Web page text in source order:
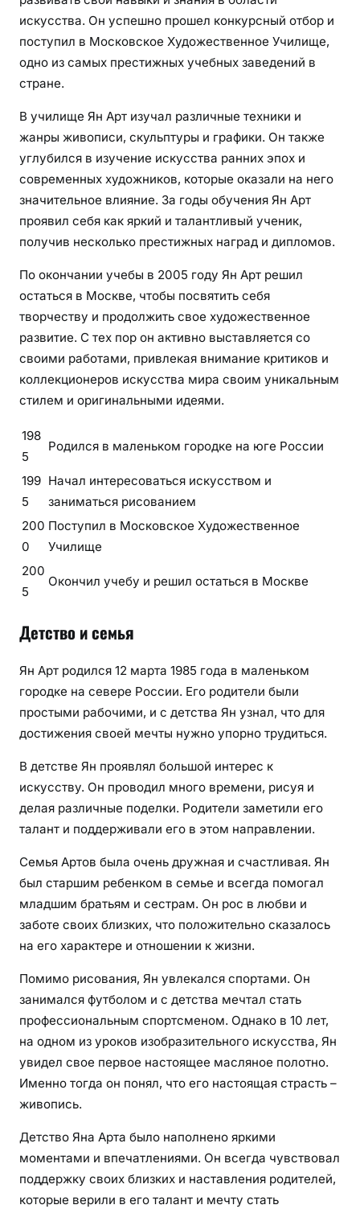
искусства. Он успешно прошел конкурсный отбор и
поступил в Московское Художественное Училище,
одно из самых престижных учебных заведений в
стране.
В училище Ян Арт изучал различные техники и
жанры живописи, скульптуры и графики. Он также
углубился в изучение искусства ранних эпох и
современных художников, которые оказали на него
значительное влияние. За годы обучения Ян Арт
проявил себя как яркий и талантливый ученик,
получив несколько престижных наград и дипломов.
По окончании учебы в 2005 году Ян Арт решил
остаться в Москве, чтобы посвятить себя
творчеству и продолжить свое художественное
развитие. С тех пор он активно выставляется со
своими работами, привлекая внимание критиков и
коллекционеров искусства мира своим уникальным
стилем и оригинальными идеями.
198
5
Родился в маленьком городке на юге России
199
5
Начал интересоваться искусством и
заниматься рисованием
200
0
Поступил в Московское Художественное
Училище
200
5
Окончил учебу и решил остаться в Москве
Детство и семья
Ян Арт родился 12 марта 1985 года в маленьком
городке на севере России. Его родители были
простыми рабочими, и с детства Ян узнал, что для
достижения своей мечты нужно упорно трудиться.
В детстве Ян проявлял большой интерес к
искусству. Он проводил много времени, рисуя и
делая различные поделки. Родители заметили его
талант и поддерживали его в этом направлении.
Семья Артов была очень дружная и счастливая. Ян
был старшим ребенком в семье и всегда помогал
младшим братьям и сестрам. Он рос в любви и
заботе своих близких, что положительно сказалось
на его характере и отношении к жизни.
Помимо рисования, Ян увлекался спортами. Он
занимался футболом и с детства мечтал стать
профессиональным спортсменом. Однако в 10 лет,
на одном из уроков изобразительного искусства, Ян
увидел свое первое настоящее масляное полотно.
Именно тогда он понял, что его настоящая страсть –
живопись.
Детство Яна Арта было наполнено яркими
моментами и впечатлениями. Он всегда чувствовал
поддержку своих близких и наставления родителей,
которые верили в его талант и мечту стать